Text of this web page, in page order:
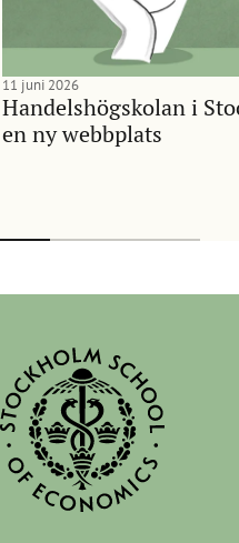
Handelshögskolan i
en ny webbplats
11 juni 2026